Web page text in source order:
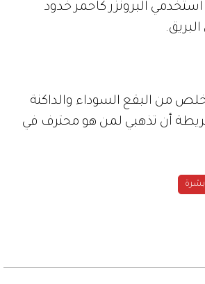
استخدمي البرونزر كأحمر خدود
من البقع السوداء والداكنة
أن تذهبي لمن هو محترف في
بشرة